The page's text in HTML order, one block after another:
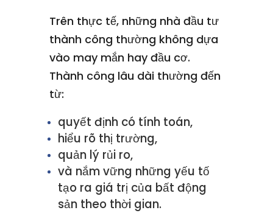
Trên thực tế, những nhà đầu tư
thành công thường không dựa
vào may mắn hay đầu cơ.
Thành công lâu dài thường đến
từ:
quyết định có tính toán,
hiểu rõ thị trường,
quản lý rủi ro,
và nắm vững những yếu tố
tạo ra giá trị của bất động
sản theo thời gian.